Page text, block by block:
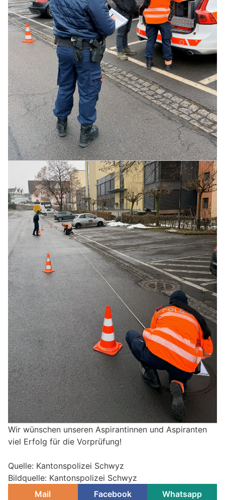
Wir wünschen unseren Aspirantinnen und Aspiranten
viel Erfolg für die Vorprüfung!
Quelle: Kantonspolizei Schwyz
Bildquelle: Kantonspolizei Schwyz
Mail
Facebook Whatsapp